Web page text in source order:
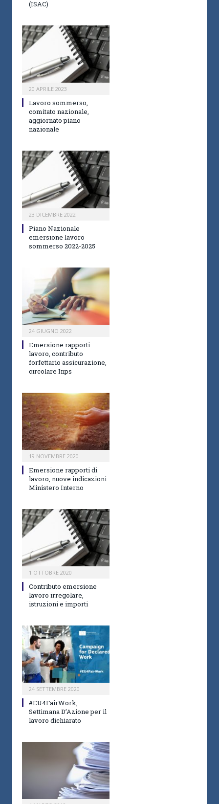
(ISAC)
20 APRILE 2023
Lavoro sommerso,
comitato nazionale,
aggiornato piano
nazionale
23 DICEMBRE 2022
Piano Nazionale
emersione lavoro
sommerso 2022-2025
24 GIUGNO 2022
Emersione rapporti
lavoro, contributo
forfettario assicurazione,
circolare Inps
19 NOVEMBRE 2020
Emersione rapporti di
lavoro, nuove indicazioni
Ministero Interno
1 OTTOBRE 2020
Contributo emersione
lavoro irregolare,
istruzioni e importi
24 SETTEMBRE 2020
#EU4FairWork,
Settimana D’Azione per il
lavoro dichiarato